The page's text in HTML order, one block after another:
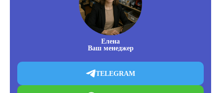
Елена
Ваш менеджер
TELEGRAM